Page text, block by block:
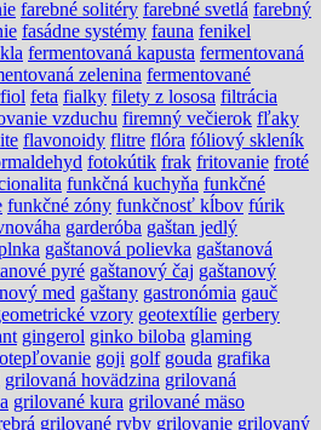
farebné solitéry farebné svetlá farebný
fasádne systémy fauna fenikel
fermentovaná kapusta fermentovaná
zelenina fermentované
feta fialky filety z lososa filtrácia
vzduchu firemný večierok fľaky
flavonoidy flitre flóra fóliový skleník
fotokútik frak fritovanie froté
funkčná kuchyňa funkčné
funkčné zóny funkčnosť kĺbov fúrik
garderóba gaštan jedlý
gaštanová polievka gaštanová
pyré gaštanový čaj gaštanový
med gaštany gastronómia gauč
vzory geotextílie gerbery
gingerol ginko biloba glaming
goji golf gouda grafika
grilovaná hovädzina grilovaná
grilované kura grilované mäso
grilované ryby grilovanie grilovaný